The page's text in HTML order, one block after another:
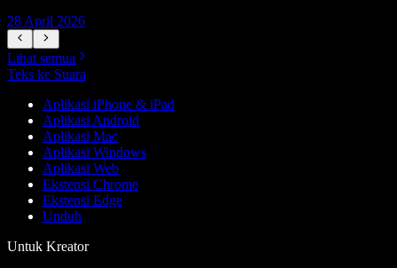
28 April 2026
Lihat semua
Teks ke Suara
Aplikasi iPhone & iPad
Aplikasi Android
Aplikasi Mac
Aplikasi Windows
Aplikasi Web
Ekstensi Chrome
Ekstensi Edge
Unduh
Untuk Kreator